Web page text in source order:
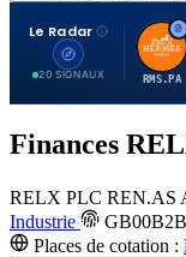
Le Radar
20 SIGNAUX
H
RMS.PA
Finances
RELX PLC REN.AS
Industrie
Places de cotation :